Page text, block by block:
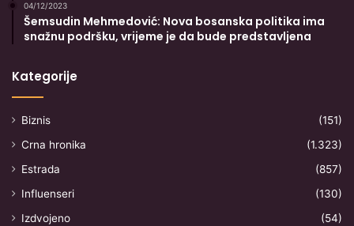
04/12/2023
Šemsudin Mehmedović: Nova bosanska politika ima
snažnu podršku, vrijeme je da bude predstavljena
Kategorije
Biznis
(151)
Crna hronika
(1.323)
Estrada
(857)
Influenseri
(130)
Izdvojeno
(54)